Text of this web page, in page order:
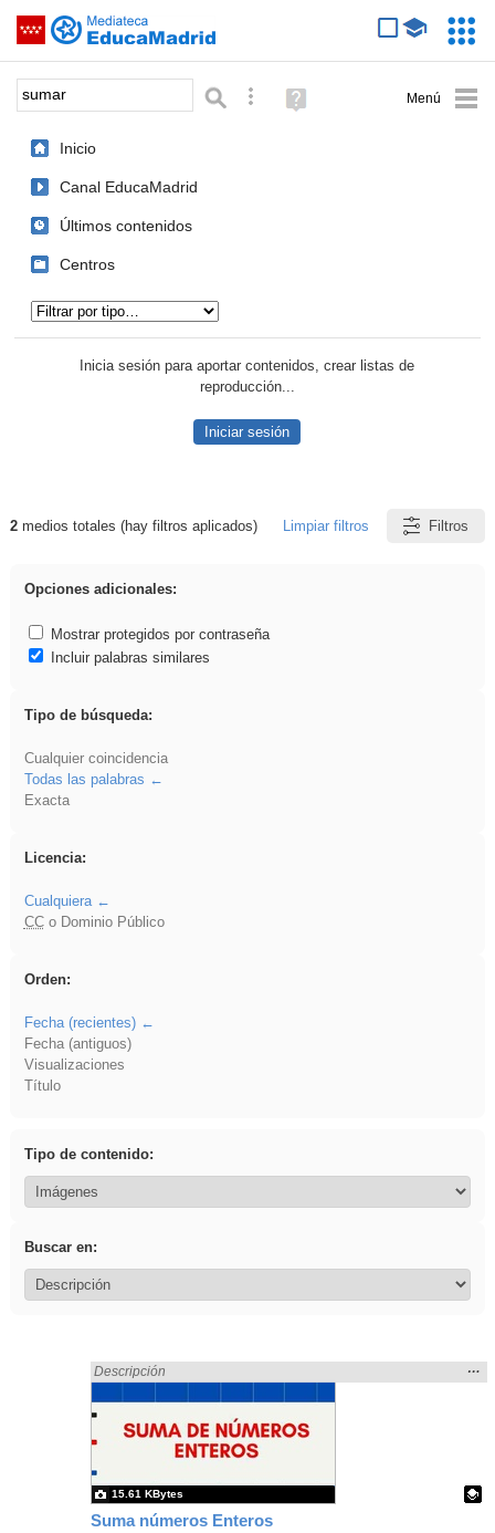
Saltar navegación
Palabra o frase: Búsqueda avanzada
Ayuda
(en
Inicio
Canal EducaMadrid
Últimos contenidos
Centros
Inicia sesión para aportar contenidos, crear listas de
reproducción...
Iniciar sesión
Resultados de: sumar
2medios totales (hay filtros aplicados) Limpiar filtros Filtros
Opciones adicionales:
Mostrar protegidos por contraseña
Incluir palabras similares
Tipo de búsqueda:
Cualquier coincidencia
Todas las palabras
Exacta
Licencia:
Cualquiera
CCo Dominio Público
Orden:
Fecha (recientes)
Fecha (antiguos)
Visualizaciones
Título
Tipo de contenido:
Buscar en:
Suma números Enteros
Encontrado «sumar» en:
Descripción
la
…
15.61 KBytes